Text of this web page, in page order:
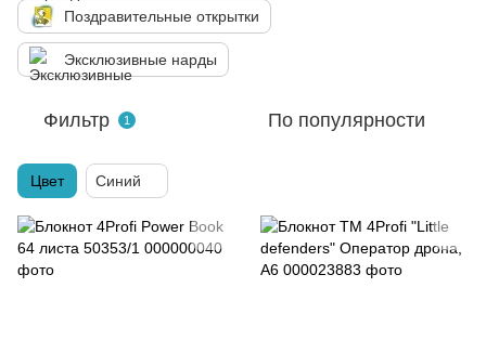
Поздравительные открытки
Эксклюзивные нарды
Фильтр 1 По популярности
Цвет Синий